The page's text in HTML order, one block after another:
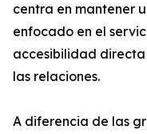
centra en mantener
enfocado en el
accesibilidad
las relaciones.
A diferencia de las